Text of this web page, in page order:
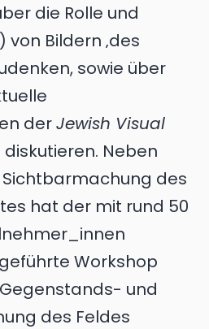
die Rolle und
von Bildern ‚des
sowie über
derJewish Visual
diskutieren. Neben
des
hat der mit rund 50
Workshop
und
des Feldes